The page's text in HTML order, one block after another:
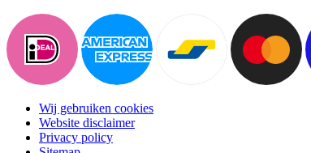
Wij gebruiken cookies
Website disclaimer
Privacy policy